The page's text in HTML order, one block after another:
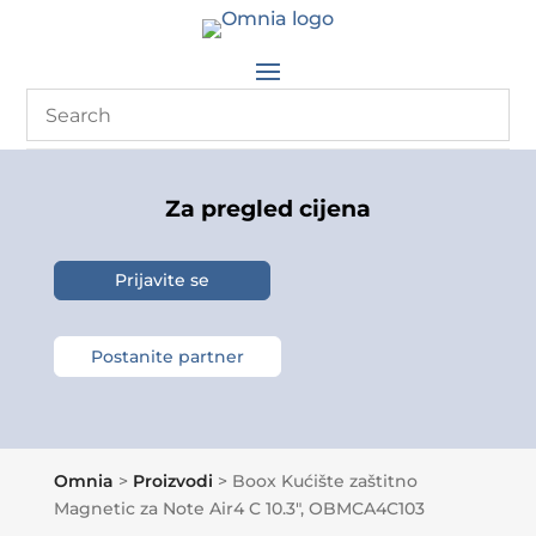
Za pregled cijena
Prijavite se
Postanite partner
Omnia > Proizvodi > Boox Kućište zaštitno
Magnetic za Note Air4 C 10.3″, OBMCA4C103